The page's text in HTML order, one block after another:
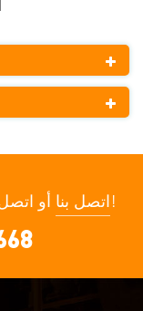
اتصل بناأو اتصل مباشرة لتجربة أفضل رعاية للعملاء!